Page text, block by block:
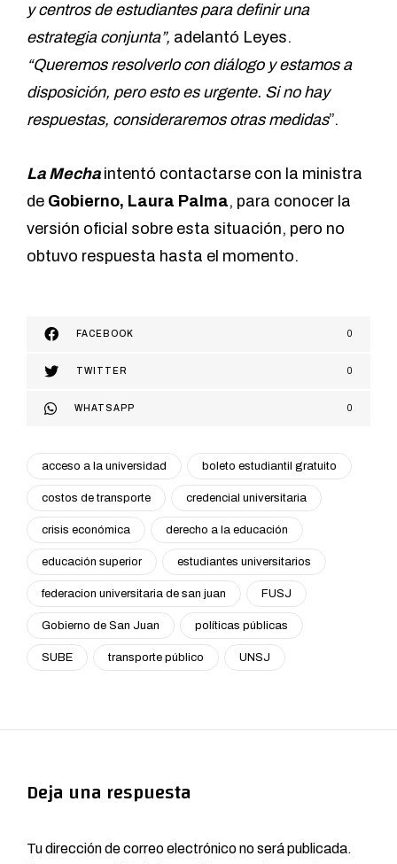
y centros de estudiantes para definir una
estrategia conjunta”, adelantó Leyes.
“Queremos resolverlo con diálogo y estamos a
disposición, pero esto es urgente. Si no hay
respuestas, consideraremos otras medidas”.
La Mechaintentó contactarse con la ministra
de Gobierno, Laura Palma, para conocer la
versión oficial sobre esta situación, pero no
obtuvo respuesta hasta el momento.
FACEBOOK 0
TWITTER 0
WHATSAPP 0
acceso a la universidad boleto estudiantil gratuito
costos de transporte credencial universitaria
crisis económica derecho a la educación
educación superior estudiantes universitarios
federacion universitaria de san juan FUSJ
Gobierno de San Juan políticas públicas
SUBE transporte público UNSJ
Deja una respuesta
Tu dirección de correo electrónico no será publicada.